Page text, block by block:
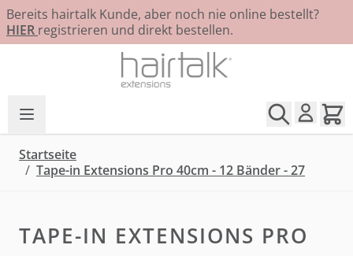
Bereits hairtalk Kunde, aber noch nie online bestellt?
HIER registrieren und direkt bestellen.
Startseite
/ Tape-in Extensions Pro 40cm - 12 Bänder - 27
TAPE-IN EXTENSIONS PRO